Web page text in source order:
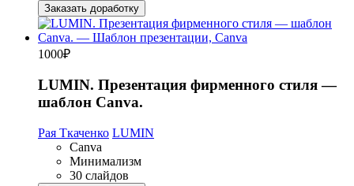
Заказать доработку
1000₽
LUMIN. Презентация фирменного стиля —
шаблон Canva.
Рая Ткаченко LUMIN
Canva
Минимализм
30 слайдов